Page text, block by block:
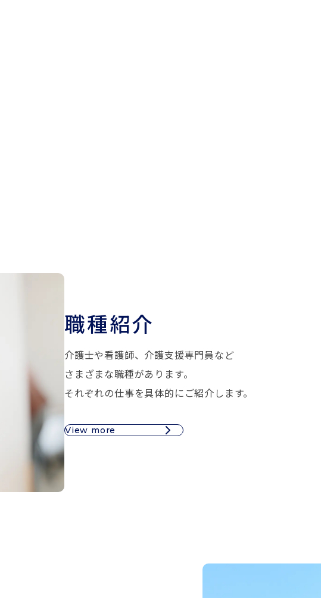
職種紹介
介護士や看護師、介護支援専門員など
さまざまな職種があります。
それぞれの仕事を具体的にご紹介します。
View more